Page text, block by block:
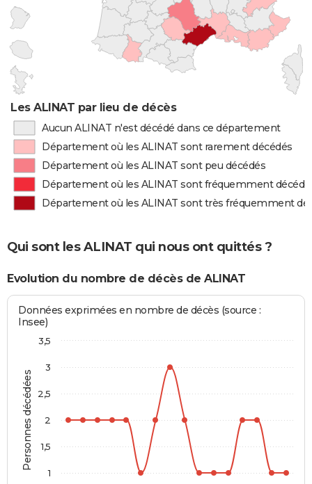
Les ALINAT par lieu de décès
Aucun ALINAT n'est décédé dans ce département
Département où les ALINAT sont rarement décédés
Département où les ALINAT sont peu décédés
Département où les ALINAT sont fréquemment
Département où les ALINAT sont très fréquemment
Qui sont les ALINAT qui nous ont quittés ?
Evolution du nombre de décès de ALINAT
Personnes décédées
Données exprimées en nombre de décès (source :
Insee)
1
1,5
2
2,5
3
3,5